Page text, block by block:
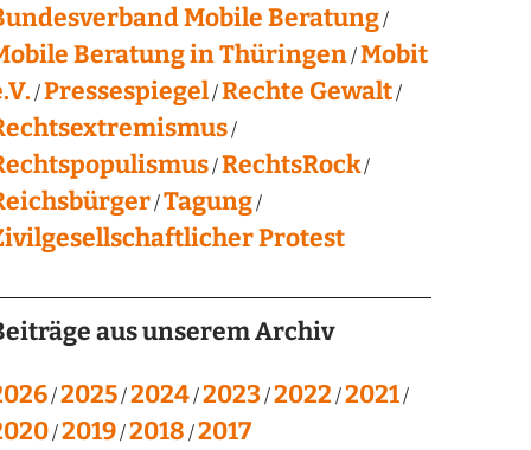
Mobile Beratung
Beratung in Thüringen Mobit
Pressespiegel Rechte Gewalt
RechtsRock
Tagung
Protest
aus unserem Archiv
2025 2024 2023 2022 2021
2019 2018 2017